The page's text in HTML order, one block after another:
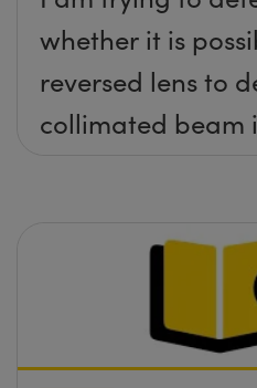
whether it is
reversed lens to
collimated beam
formulas would I
to calculate the
and its position?